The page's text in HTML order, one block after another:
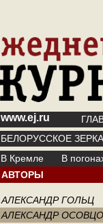
www.ej.ru
БЕЛОРУССКОЕ
В Кремле
В
АВТОРЫ
АЛЕКСАНДР ГОЛЬЦ
АЛЕКСАНДР